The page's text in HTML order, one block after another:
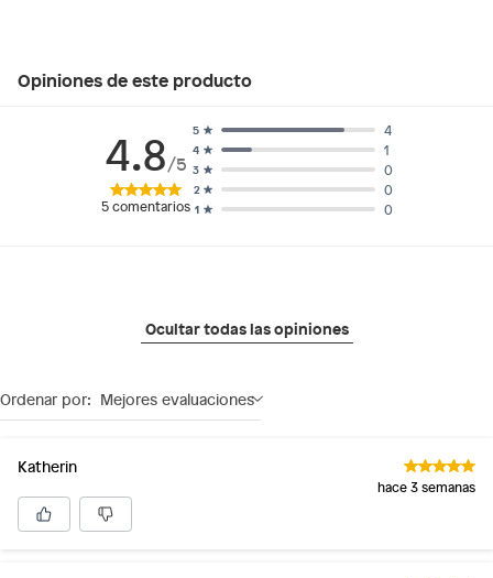
Opiniones de este producto
4.8/5
5 comentarios 1 0
2 0
3 0
4 1
5 4
Ocultar todas las opiniones
Ordenar por: Mejores evaluaciones
Katherin
hace 3 semanas